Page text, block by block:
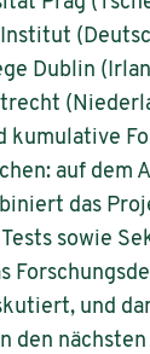
Dublin
auf dem
das
sowie
und
den